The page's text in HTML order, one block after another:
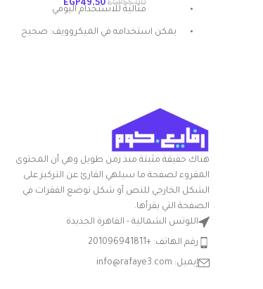
EGP55.00
EGP49.50
مثالية للاستخدام اليومي
يمكن استخدامه في الميكروويف: صحيح
ميزة خاصة: المتانة
هناك حقيقة مثبتة منذ زمن طويل وهي أن المحتوى
المقروء لصفحة ما سيلهي القارئ عن التركيز على
الشكل الخارجي للنص أو شكل توضع الفقرات في
الصفحة التي يقرأها.
اللوتس الشمالية - القاهرة الجديدة
رقم الهاتف: +201096941811
إيميل: info@rafaye3.com